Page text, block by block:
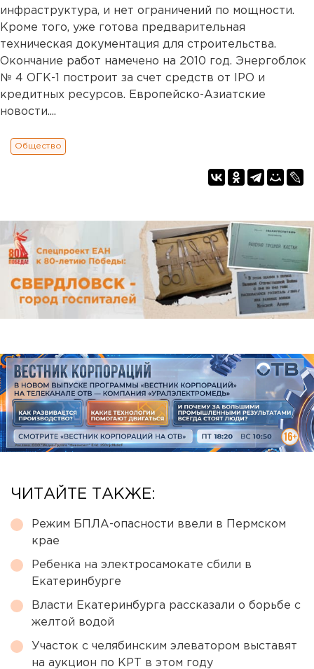
инфраструктура, и нет ограничений по мощности.
Кроме того, уже готова предварительная
техническая документация для строительства.
Окончание работ намечено на 2010 год. Энергоблок
№ 4 ОГК-1 построит за счет средств от IPO и
кредитных ресурсов. Европейско-Азиатские
новости....
Общество
ЧИТАЙТЕ ТАКЖЕ:
Режим БПЛА-опасности ввели в Пермском
крае
Ребенка на электросамокате сбили в
Екатеринбурге
Власти Екатеринбурга рассказали о борьбе с
желтой водой
Участок с челябинским элеватором выставят
на аукцион по КРТ в этом году